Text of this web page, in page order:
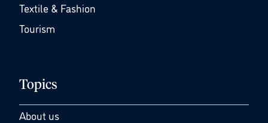
Textile & Fashion
Tourism
Topics
About us